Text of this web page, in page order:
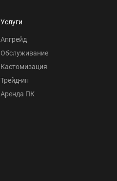
Услуги
Апгрейд
Обслуживание
Кастомизация
Трейд-ин
Аренда ПК